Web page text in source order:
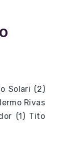
Solari (2)
Rivas
(1) Tito